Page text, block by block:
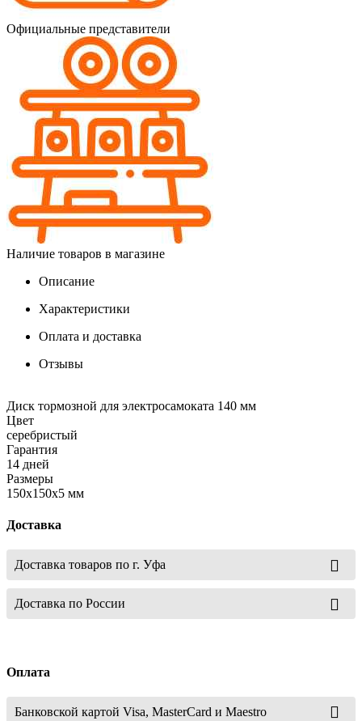
Официальные представители
Наличие товаров в магазине
Описание
Характеристики
Оплата и доставка
Отзывы
Диск тормозной для электросамоката 140 мм
Цвет
серебристый
Гарантия
14 дней
Размеры
150х150х5 мм
Доставка
Доставка товаров по г. Уфа
Доставка по России
Оплата
Банковской картой Visa, MasterCard и Maestro